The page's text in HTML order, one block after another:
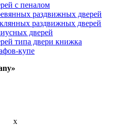
с пеналом
раздвижных дверей
раздвижных дверей
дверей
типа двери книжка
купе
x